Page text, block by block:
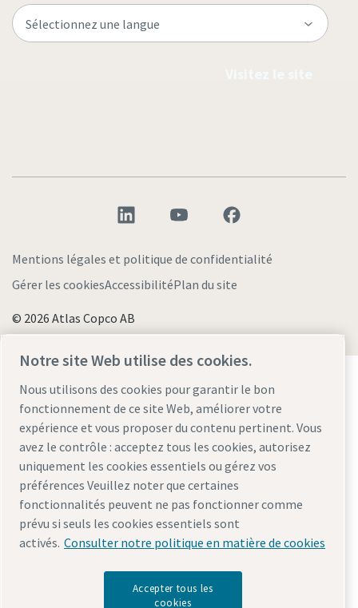
Mentions légales et politique de confidentialité
Gérer les cookiesAccessibilitéPlan du site
© 2026 Atlas Copco AB
œuvre une technologie qui transforme l'avenir.
Visitez le site Web Atlas Copco Group
Membre Atlas Copco Group
Notre site Web utilise des cookies.
Nous utilisons des cookies pour garantir le bon
fonctionnement de ce site Web, améliorer votre
expérience et vous proposer du contenu pertinent. Vous
avez le contrôle : acceptez tous les cookies, autorisez
uniquement les cookies essentiels ou gérez vos
préférences Veuillez noter que certaines
fonctionnalités peuvent ne pas fonctionner comme
prévu si seuls les cookies essentiels sont
activés. Consulter notre politique en matière de cookies
Accepter tous les
cookies